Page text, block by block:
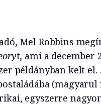
Mel Robbins
t, ami a december
példányban kelt el.
egyszerre